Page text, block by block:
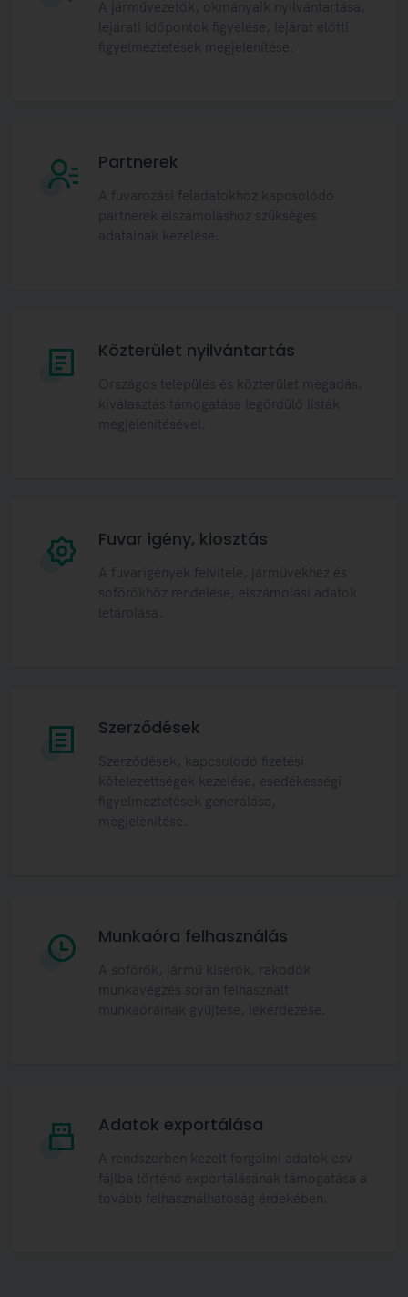
A járművezetők, okmányaik nyilvántartása,
lejárati időpontok figyelése, lejárat előtti
figyelmeztetések megjelenítése.
Partnerek
A fuvarozási feladatokhoz kapcsolódó
partnerek elszámoláshoz szükséges
adatainak kezelése.
Közterület nyilvántartás
Országos település és közterület megadás,
kiválasztás támogatása legördülő listák
megjelenítésével.
Fuvar igény, kiosztás
A fuvarigények felvitele, járművekhez és
soförökhöz rendelése, elszámolási adatok
letárolása.
Szerződések
Szerződések, kapcsolódó fizetési
kötelezettségek kezelése, esedékességi
figyelmeztetések generálása,
megjelenítése.
Munkaóra felhasználás
A soförők, jármű kísérők, rakodók
munkavégzés során felhasznált
munkaóráinak gyűjtése, lekérdezése.
Adatok exportálása
A rendszerben kezelt forgalmi adatok csv
fájlba történő exportálásának támogatása a
tovább felhasználhatóság érdekében.